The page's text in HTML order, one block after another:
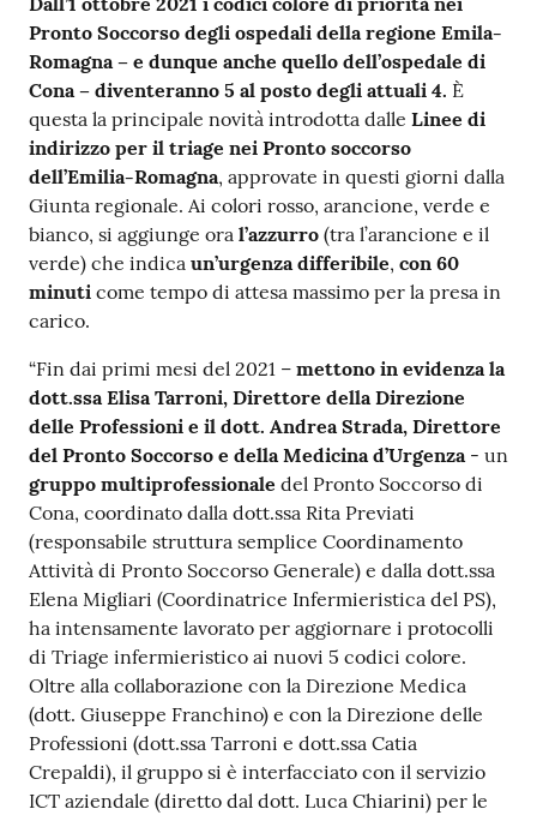
m
m
i
n
i
s
t
r
a
z
i
o
n
e
t
r
a
s
p
a
r
e
n
t
e
Fornitori
Pronto Soccorso degli ospedali della regione Emila-
Romagna – e dunque anche quello dell’ospedale di
Cona – diventeranno 5 al posto degli attuali 4. È
questa la principale novità introdotta dalle Linee di
indirizzo per il triage nei Pronto soccorso
dell’Emilia-Romagna, approvate in questi giorni dalla
Giunta regionale. Ai colori rosso, arancione, verde e
bianco, si aggiunge ora l’azzurro (tra l’arancione e il
verde) che indica un’urgenza differibile, con 60
minuti come tempo di attesa massimo per la presa in
carico.
“Fin dai primi mesi del 2021 – mettono in evidenza la
dott.ssa Elisa Tarroni, Direttore della Direzione
delle Professioni e il dott. Andrea Strada, Direttore
del Pronto Soccorso e della Medicina d’Urgenza- un
gruppo multiprofessionale del Pronto Soccorso di
Cona, coordinato dalla dott.ssa Rita Previati
(responsabile struttura semplice Coordinamento
Attività di Pronto Soccorso Generale) e dalla dott.ssa
Elena Migliari (Coordinatrice Infermieristica del PS),
ha intensamente lavorato per aggiornare i protocolli
di Triage infermieristico ai nuovi 5 codici colore.
Oltre alla collaborazione con la Direzione Medica
(dott. Giuseppe Franchino) e con la Direzione delle
Professioni (dott.ssa Tarroni e dott.ssa Catia
Crepaldi), il gruppo si è interfacciato con il servizio
ICT aziendale (diretto dal dott. Luca Chiarini) per le